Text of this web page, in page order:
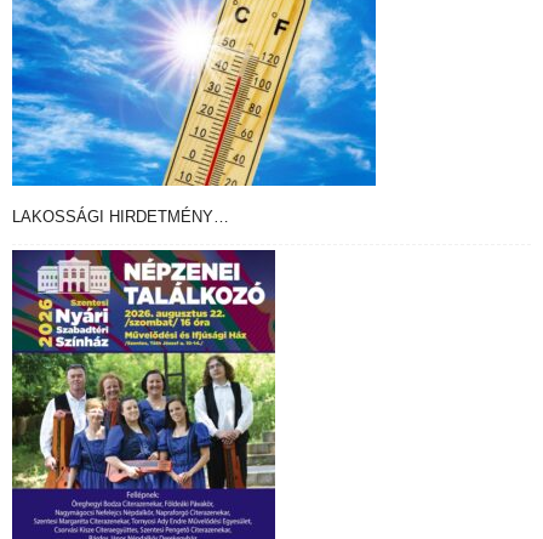
LAKOSSÁGI HIRDETMÉNY…